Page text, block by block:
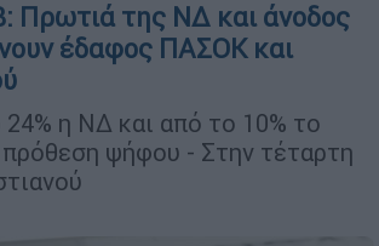
Πρωτιά της ΝΔ και άνοδος
έδαφος ΠΑΣΟΚ και
η ΝΔ και από το 10% το
ψήφου - Στην τέταρτη